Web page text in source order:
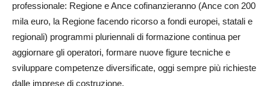
professionale: Regione e Ance cofinanzieranno (Ance con 200
mila euro, la Regione facendo ricorso a fondi europei, statali e
regionali) programmi pluriennali di formazione continua per
aggiornare gli operatori, formare nuove figure tecniche e
sviluppare competenze diversificate, oggi sempre più richieste
dalle imprese di costruzione.